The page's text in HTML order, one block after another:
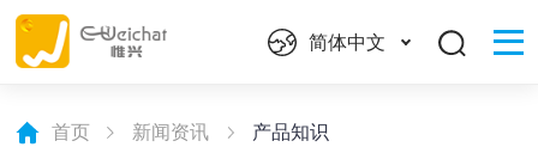
简体中文
首页 新闻资讯 产品知识